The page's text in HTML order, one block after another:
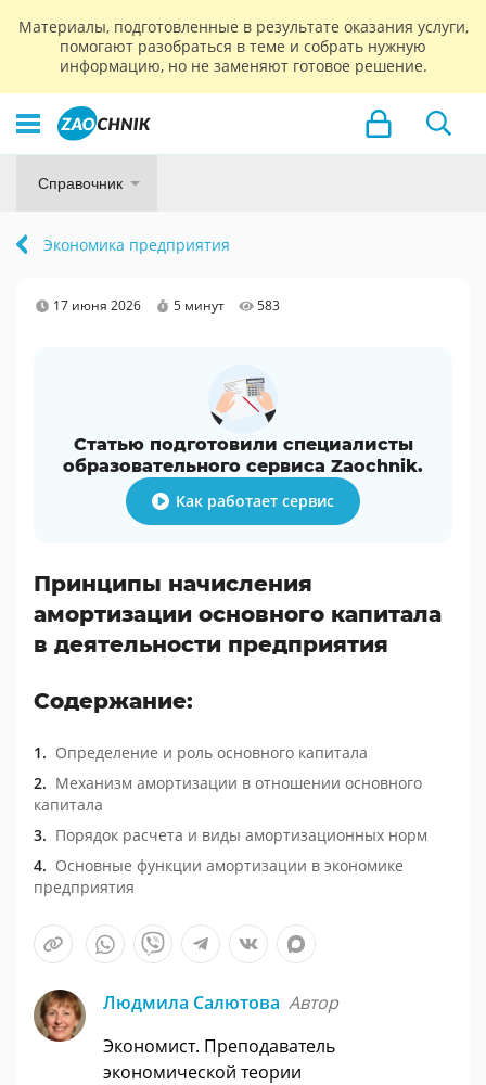
Материалы, подготовленные в результате оказания услуги,
помогают разобраться в теме и собрать нужную
информацию, но не заменяют готовое решение.
Справочник
Экономика предприятия
17 июня 2026 5 минут 583
Статью подготовили специалисты
образовательного сервиса Zaochnik.
Как работает сервис
Принципы начисления
амортизации основного капитала
в деятельности предприятия
Содержание:
Определение и роль основного капитала
Механизм амортизации в отношении основного
капитала
Порядок расчета и виды амортизационных норм
Основные функции амортизации в экономике
предприятия
Людмила Салютова Автор
Экономист. Преподаватель
экономической теории